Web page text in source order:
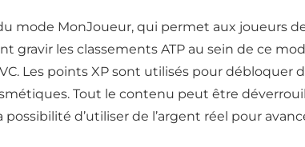
mode MonJoueur, qui permet aux joueurs
gravir les classements ATP au sein de ce
Les points XP sont utilisés pour débloquer
Tout le contenu peut être
d’utiliser de l’argent réel pour